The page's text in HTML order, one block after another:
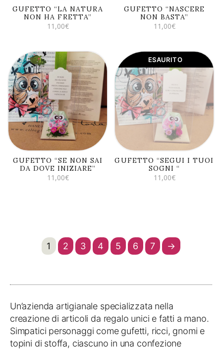
GUFETTO “LA NATURA
NON HA FRETTA”
11,00€
GUFETTO “NASCERE
NON BASTA”
11,00€
AGGIUNGI AL
CARRELLO
GUFETTO “SE NON SAI
DA DOVE INIZIARE”
11,00€
ESAURITO
LEGGI TUTTO
GUFETTO “SEGUI I TUOI
SOGNI “
11,00€
1 2 3 4 5 6 7 →
Un’azienda artigianale specializzata nella
creazione di articoli da regalo unici e fatti a mano.
Simpatici personaggi come gufetti, ricci, gnomi e
topini di stoffa, ciascuno in una confezione